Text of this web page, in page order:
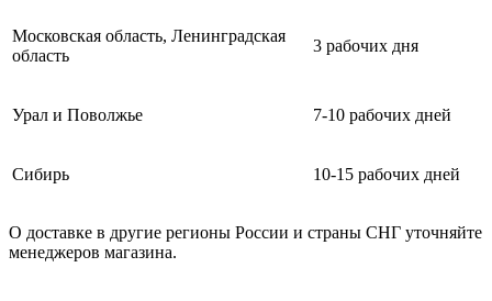
Московская область, Ленинградская
область
3 рабочих дня
Урал и Поволжье 7-10 рабочих дней
Сибирь 10-15 рабочих дней
О доставке в другие регионы России и страны СНГ уточняйте
менеджеров магазина.